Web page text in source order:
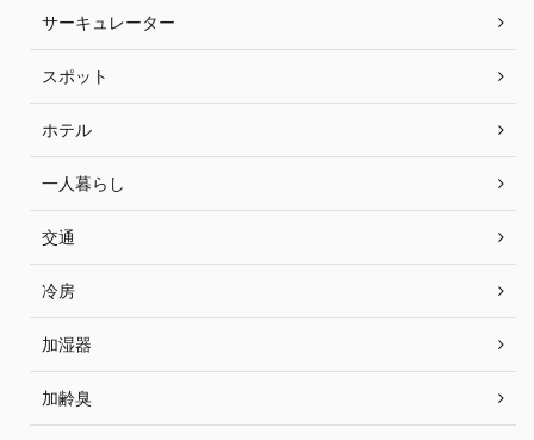
サーキュレーター
スポット
ホテル
一人暮らし
交通
冷房
加湿器
加齢臭